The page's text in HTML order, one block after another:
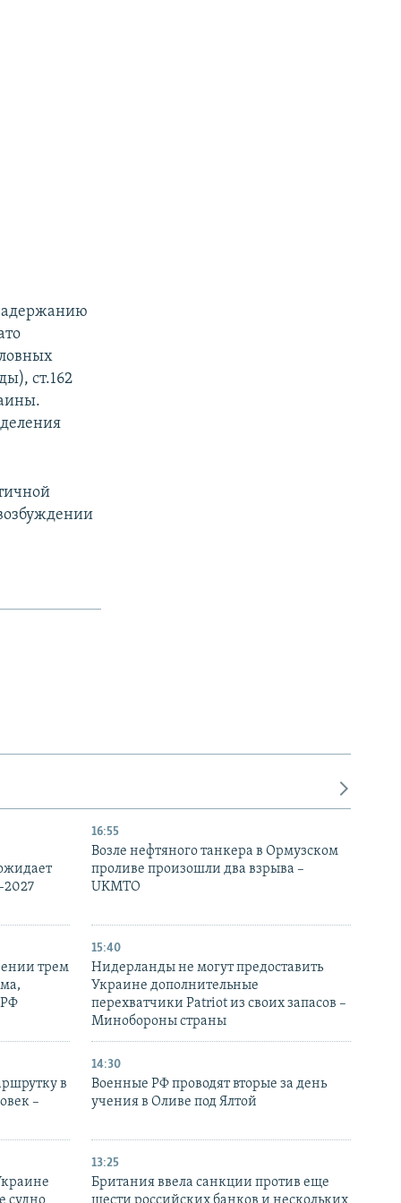
ст.162
2027
16:55
Возле нефтяного танкера в Ормузском
проливе произошли два взрыва –
UKMTO
трем
РФ
15:40
Нидерланды не могут предоставить
Украине дополнительные
перехватчики Patriot из своих запасов –
Минобороны страны
в
–
14:30
Военные РФ проводят вторые за день
учения в Оливе под Ялтой
судно
13:25
Британия ввела санкции против еще
шести российских банков и нескольких